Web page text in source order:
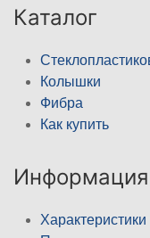
Каталог
Колышки
Фибра
Как купить
Информация
Характеристики